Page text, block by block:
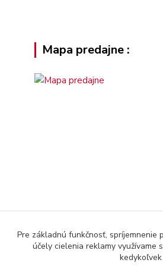
Mapa predajne :
Pre základnú funkčnosť,
účely cielenia reklamy využívame